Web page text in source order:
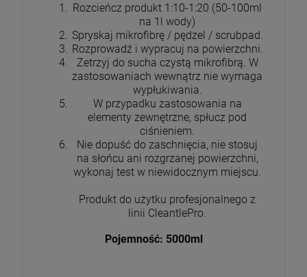
Rozcieńcz produkt 1:10-1:20 (50-100ml
na 1l wody)
Spryskaj mikrofibrę / pędzel / scrubpad.
Rozprowadź i wypracuj na powierzchni.
Zetrzyj do sucha czystą mikrofibrą. W
zastosowaniach wewnątrz nie wymaga
wypłukiwania.
W przypadku zastosowania na
elementy zewnętrzne, spłucz pod
ciśnieniem.
Nie dopuść do zaschnięcia, nie stosuj
na słońcu ani rozgrzanej powierzchni,
wykonaj test w niewidocznym miejscu.
Produkt do użytku profesjonalnego z
linii CleantlePro.
Pojemność: 5000ml